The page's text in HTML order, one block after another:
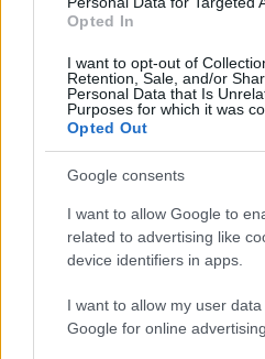
Opted In
I want to opt-out of
Retention, Sale, and/or
Personal Data that Is
Purposes for which it was
Opted Out
Google consents
I want to allow Google to
related to advertising like
device identifiers in apps.
I want to allow my user
Google for online
Corbu gólja döntött: előnybe
A zöld-fehérek türelmes játékkal